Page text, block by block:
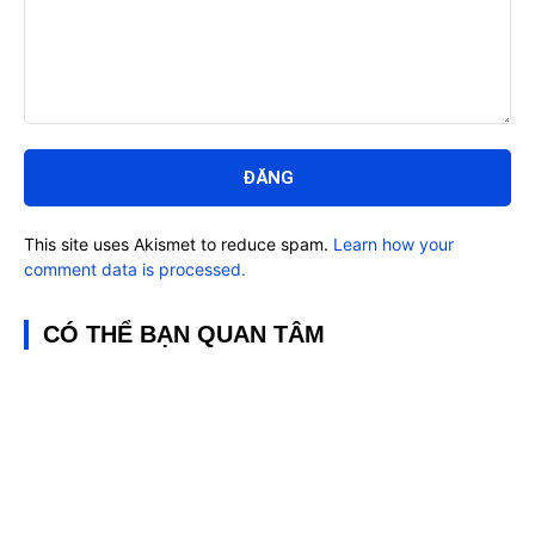
luận:
This site uses Akismet to reduce spam. Learn how your
comment data is processed.
CÓ THỂ BẠN QUAN TÂM